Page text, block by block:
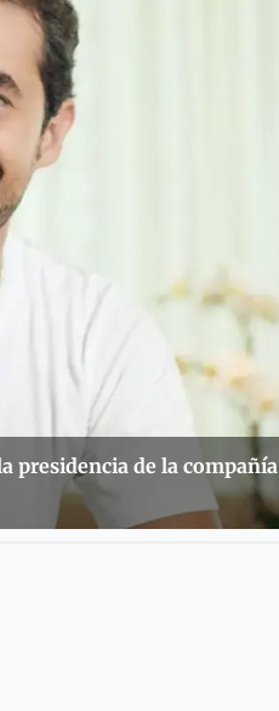
presidencia de la compañía